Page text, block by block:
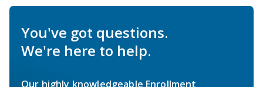
You've got questions.
We're here to help.
Our highly knowledgeable Enrollment